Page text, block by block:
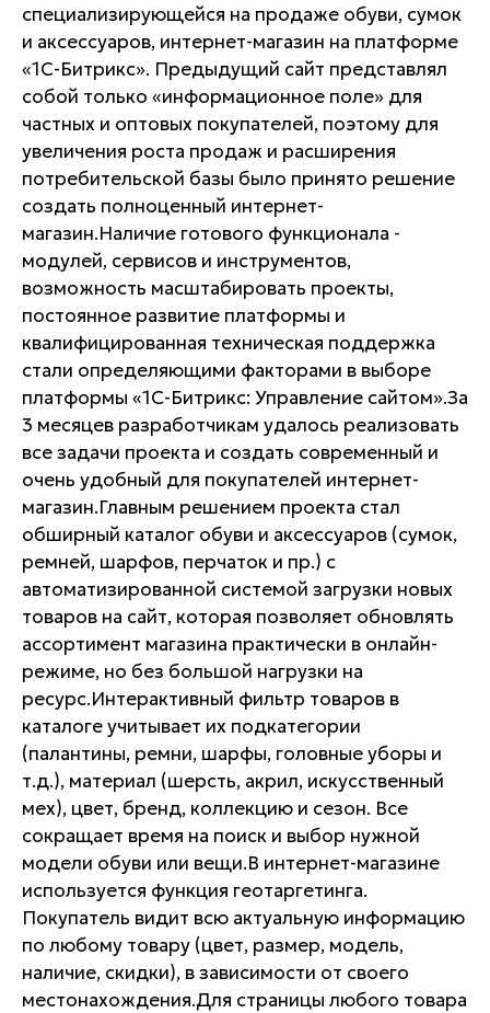
специализирующейся на продаже обуви, сумок
и аксессуаров, интернет-магазин на платформе
«1С-Битрикс». Предыдущий сайт представлял
собой только «информационное поле» для
частных и оптовых покупателей, поэтому для
увеличения роста продаж и расширения
потребительской базы было принято решение
создать полноценный интернет-
магазин.Наличие готового функционала -
модулей, сервисов и инструментов,
возможность масштабировать проекты,
постоянное развитие платформы и
квалифицированная техническая поддержка
стали определяющими факторами в выборе
платформы «1С-Битрикс: Управление сайтом».За
3 месяцев разработчикам удалось реализовать
все задачи проекта и создать современный и
очень удобный для покупателей интернет-
магазин.Главным решением проекта стал
обширный каталог обуви и аксессуаров (сумок,
ремней, шарфов, перчаток и пр.) с
автоматизированной системой загрузки новых
товаров на сайт, которая позволяет обновлять
ассортимент магазина практически в онлайн-
режиме, но без большой нагрузки на
ресурс.Интерактивный фильтр товаров в
каталоге учитывает их подкатегории
(палантины, ремни, шарфы, головные уборы и
т.д.), материал (шерсть, акрил, искусственный
мех), цвет, бренд, коллекцию и сезон. Все
сокращает время на поиск и выбор нужной
модели обуви или вещи.В интернет-магазине
используется функция геотаргетинга.
Покупатель видит всю актуальную информацию
по любому товару (цвет, размер, модель,
наличие, скидки), в зависимости от своего
местонахождения.Для страницы любого товара